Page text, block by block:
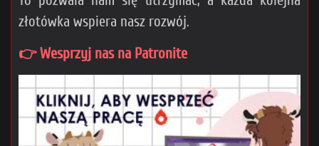
złotówka wspiera nasz rozwój.
👉 Wesprzyj nas na Patronite